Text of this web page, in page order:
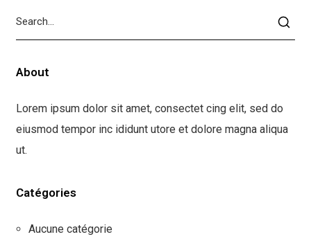
About
Lorem ipsum dolor sit amet, consectet cing elit, sed do
eiusmod tempor inc ididunt utore et dolore magna aliqua
ut.
Catégories
Aucune catégorie